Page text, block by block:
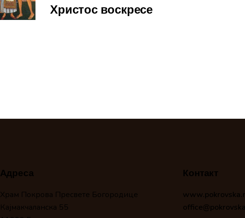
Христос воскресе
Адреса
Храм Покрова Пресвете Богородице
Кајмакчаланска 55
Контакт